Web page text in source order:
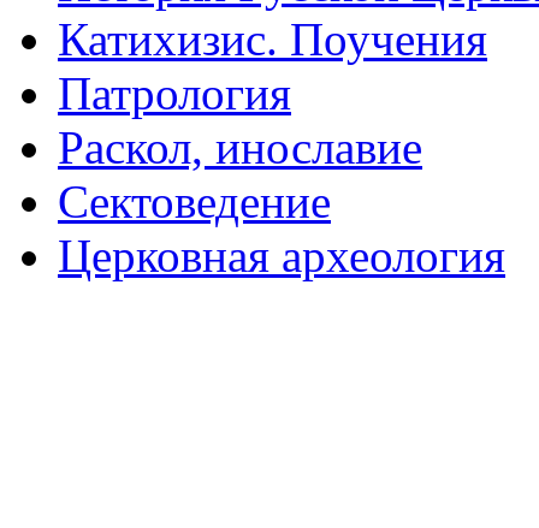
Катихизис. Поучения
Патрология
Раскол, инославие
Сектоведение
Церковная археология